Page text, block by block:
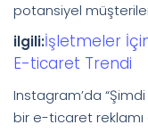
potansiyel
ilgili:İşletmeler
E-ticaret Trendi
Instagram’da “Şimdi
bir e-ticaret reklamı